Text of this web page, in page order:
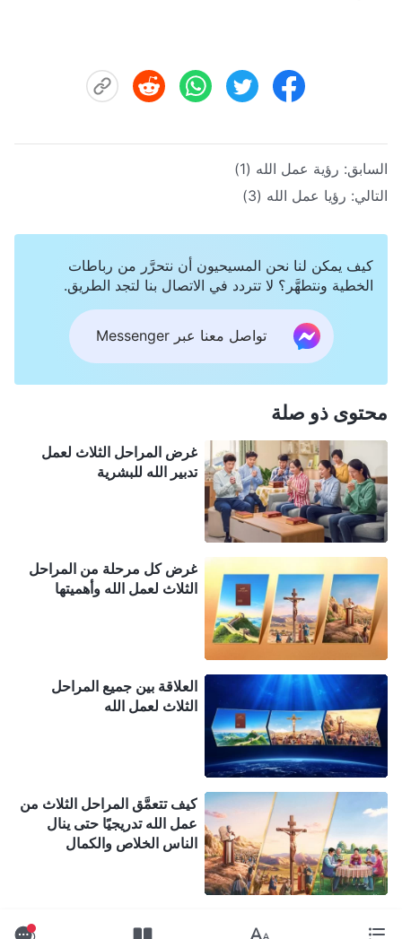
السابق: رؤية عمل الله (1)
التالي: رؤيا عمل الله (3)
كيف يمكن لنا نحن المسيحيون أن نتحرَّر من رباطات
الخطية ونتطهَّر؟ لا تتردد في الاتصال بنا لتجد الطريق.
تواصل معنا عبر Messenger
محتوى ذو صلة
غرض المراحل الثلاث لعمل
تدبير الله للبشرية
غرض كل مرحلة من المراحل
الثلاث لعمل الله وأهميتها
العلاقة بين جميع المراحل
الثلاث لعمل الله
كيف تتعمَّق المراحل الثلاث من
عمل الله تدريجيًا حتى ينال
الناس الخلاص والكمال